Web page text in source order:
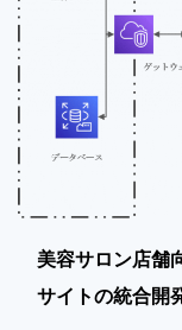
美容サロン店舗
サイトの統合開